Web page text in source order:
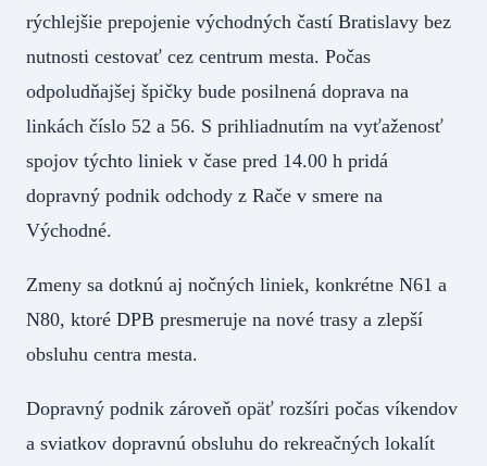
rýchlejšie prepojenie východných častí Bratislavy bez
nutnosti cestovať cez centrum mesta. Počas
odpoludňajšej špičky bude posilnená doprava na
linkách číslo 52 a 56. S prihliadnutím na vyťaženosť
spojov týchto liniek v čase pred 14.00 h pridá
dopravný podnik odchody z Rače v smere na
Východné.
Zmeny sa dotknú aj nočných liniek, konkrétne N61 a
N80, ktoré DPB presmeruje na nové trasy a zlepší
obsluhu centra mesta.
Dopravný podnik zároveň opäť rozšíri počas víkendov
a sviatkov dopravnú obsluhu do rekreačných lokalít